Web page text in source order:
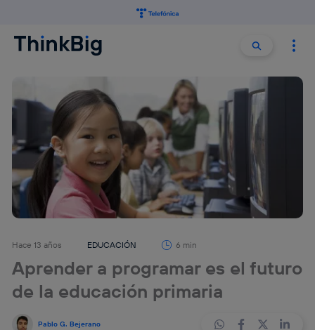
Buscar
Hace 13 años EDUCACIÓN 6 min
Aprender a programar es el futuro
de la educación primaria
Pablo G. Bejerano